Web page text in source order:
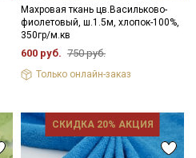
Махровая ткань цв.Васильково-
фиолетовый, ш.1.5м, хлопок-100%,
350гр/м.кв
600 руб. 750 руб.
Только онлайн-заказ
СКИДКА 20% АКЦИЯ
обработки персональных
обработку персональных